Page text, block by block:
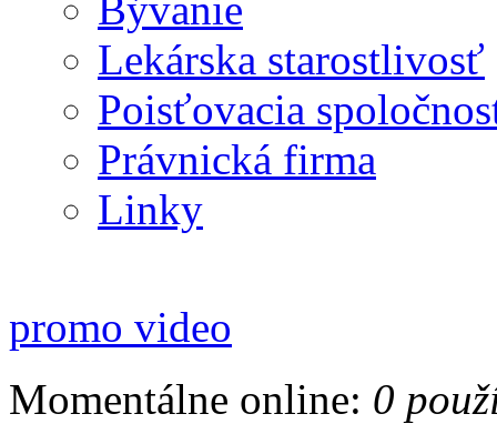
Lekárska starostlivosť
Poisťovacia
Právnická firma
Linky
promo video
Momentálne online: 0